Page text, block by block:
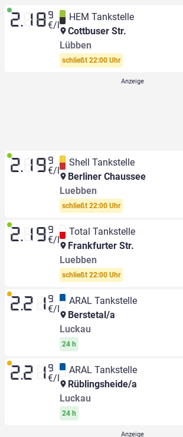
2.18 9
€/l
HEM Tankstelle
Cottbuser Str.
Lübben
schließt 22:00 Uhr
2.19 9
€/l
Shell Tankstelle
Berliner Chaussee
Luebben
schließt 22:00 Uhr
2.19 9
€/l
Total Tankstelle
Frankfurter Str.
Luebben
schließt 22:00 Uhr
2.21 9
€/l
ARAL Tankstelle
Berstetal/a
Luckau
24 h
2.21 9
€/l
ARAL Tankstelle
Rüblingsheide/a
Luckau
24 h